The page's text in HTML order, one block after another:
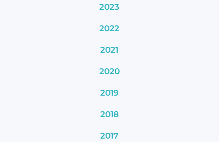
2023
2022
2021
2020
2019
2018
2017